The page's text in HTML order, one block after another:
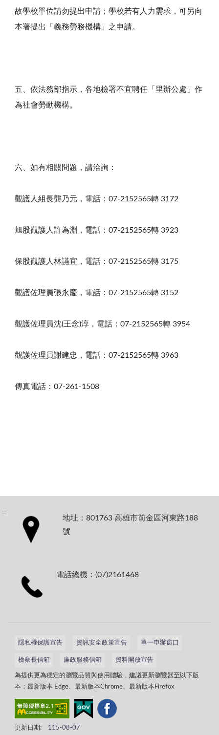
故學校單位請勿提出申請；學校若有人力需求，可另向
本署提出「義務勞務機構」之申請。
五、依法務部指示，各地檢署不宜聘任「里辦公處」作
為社會勞動機構。
六、如有相關問題，請洽詢：
觀護人組長龔乃元，電話：07-2152565轉 3172
旭股觀護人許為淵，電話：07-2152565轉 3923
保股觀護人林讌宜，電話：07-2152565轉 3175
觀護佐理員張永慶，電話：07-2152565轉 3152
觀護佐理員沈(王念)淳，電話：07-2152565轉 3954
觀護佐理員謝建忠，電話：07-2152565轉 3963
傳真電話：07-261-1508
:::
地址：801763 高雄市前金區河東路188
號
電話總機：(07)2161468
隱私權保護宣告 資訊安全政策宣告 單一申辦窗口
檢察長信箱 廉政服務信箱 資料開放宣告
為提供更為穩定的瀏覽品質與使用體驗，建議更新瀏覽器至以下版
本：最新版本 Edge、最新版本Chrome、最新版本Firefox
更新日期: 115-08-07